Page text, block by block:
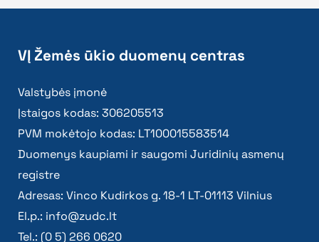
VĮ Žemės ūkio duomenų centras
Valstybės įmonė
Įstaigos kodas: 306205513
PVM mokėtojo kodas: LT100015583514
Duomenys kaupiami ir saugomi Juridinių asmenų
registre
Adresas: Vinco Kudirkos g. 18-1 LT-01113 Vilnius
El.p.: info@zudc.lt
Tel.: (0 5) 266 0620